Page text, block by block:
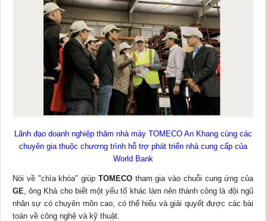
Lãnh đạo doanh nghiệp thăm nhà máy TOMECO An Khang cùng các
chuyên gia thuộc chương trình hỗ trợ phát triển nhà cung cấp của
World Bank
Nói về "chìa khóa" giúp TOMECOtham gia vào chuỗi cung ứng của
GE , ông Khả cho biết một yếu tố khác làm nên thành công là đội ngũ
nhân sự có chuyên môn cao, có thể hiểu và giải quyết được các bài
toán về công nghệ và kỹ thuật.